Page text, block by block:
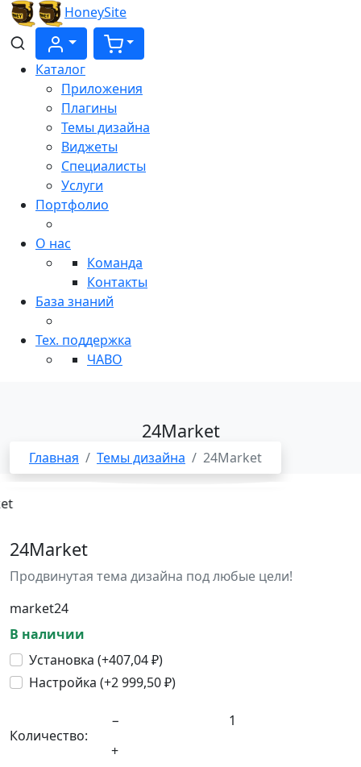
HoneySite
Каталог
Приложения
Плагины
Темы дизайна
Виджеты
Cпециалисты
Услуги
Портфолио
О нас
Команда
Контакты
База знаний
Тех. поддержка
ЧАВО
24Market
Главная Темы дизайна 24Market
24Market
Продвинутая тема дизайна под любые цели!
market24
В наличии
Установка (+407,04₽)
Настройка (+2 999,50₽)
Количество: